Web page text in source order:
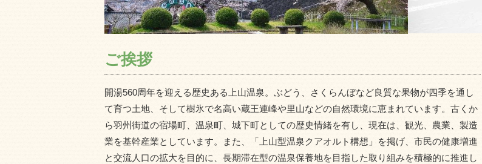
ご挨拶
開湯560周年を迎える歴史ある上山温泉。ぶどう、さくらんぼなど良質な果物が四季を通し
て育つ土地、そして樹氷で名高い蔵王連峰や里山などの自然環境に恵まれています。古くか
ら羽州街道の宿場町、温泉町、城下町としての歴史情緒を有し、現在は、観光、農業、製造
業を基幹産業としています。また、「上山型温泉クアオルト構想」を掲げ、市民の健康増進
と交流人口の拡大を目的に、長期滞在型の温泉保養地を目指した取り組みを積極的に推進し